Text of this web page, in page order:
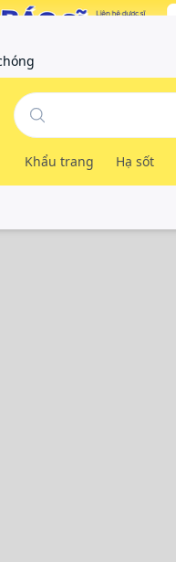
Khẩu trang Hạ sốt